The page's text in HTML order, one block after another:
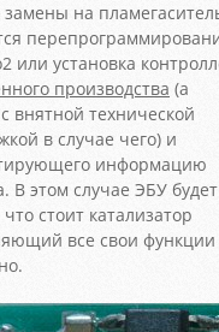
замены на
или установка
производства (а
внятной технической
в случае чего) и
информацию
В этом случае ЭБУ будет
стоит катализатор
все свои функции